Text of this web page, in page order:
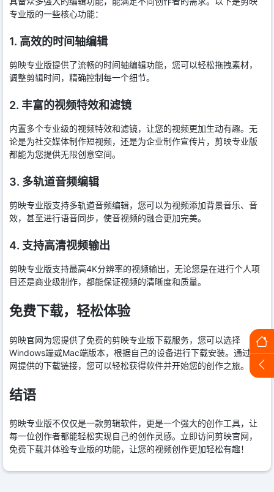
专业版的一些核心功能：
1. 高效的时间轴编辑
剪映专业版提供了流畅的时间轴编辑功能，您可以轻松拖拽素材，
调整剪辑时间，精确控制每一个细节。
2. 丰富的视频特效和滤镜
内置多个专业级的视频特效和滤镜，让您的视频更加生动有趣。无
论是为社交媒体制作短视频，还是为企业制作宣传片，剪映专业版
都能为您提供无限创意空间。
3. 多轨道音频编辑
剪映专业版支持多轨道音频编辑，您可以为视频添加背景音乐、音
效，甚至进行语音同步，使音视频的融合更加完美。
4. 支持高清视频输出
剪映专业版支持最高4K分辨率的视频输出，无论您是在进行个人项
目还是商业级制作，都能保证视频的清晰度和质量。
免费下载，轻松体验
剪映官网为您提供了免费的剪映专业版下载服务，您可以选择
Windows端或Mac端版本，根据自己的设备进行下载安装。通过官
网提供的下载链接，您可以轻松获得软件并开始您的创作之旅。
结语
剪映专业版不仅仅是一款剪辑软件，更是一个强大的创作工具，让
每一位创作者都能轻松实现自己的创作灵感。立即访问剪映官网，
免费下载并体验专业版的功能，让您的视频创作更加轻松有趣！